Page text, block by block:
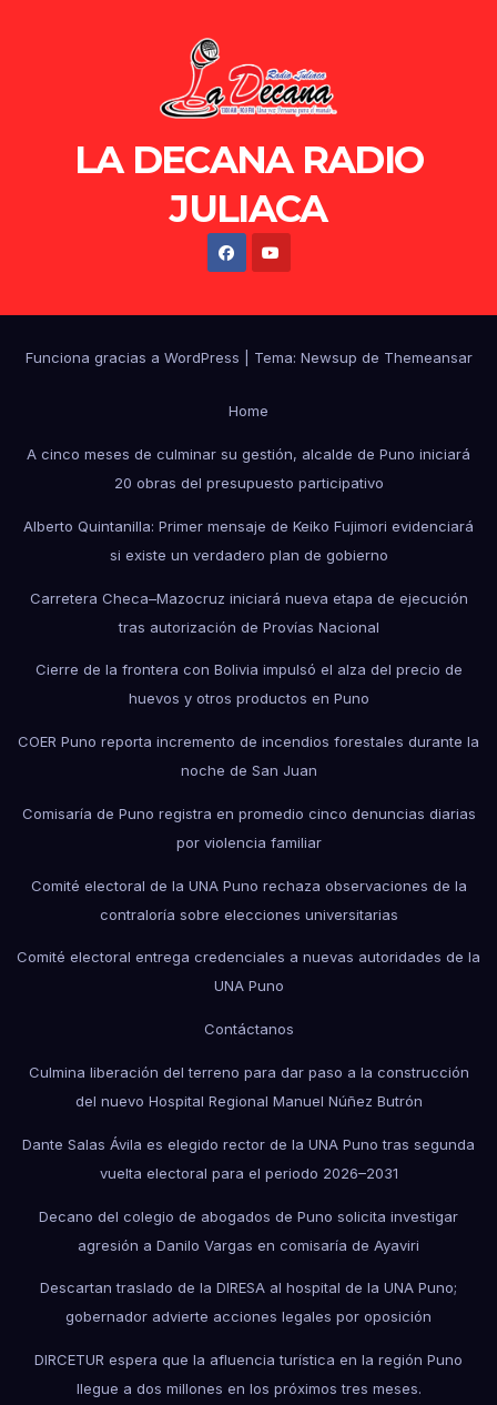
LA DECANA RADIO
JULIACA
Funciona gracias a WordPress Tema: Newsup de Themeansar
Home
A cinco meses de culminar su gestión, alcalde de Puno iniciará
20 obras del presupuesto participativo
Alberto Quintanilla: Primer mensaje de Keiko Fujimori evidenciará
si existe un verdadero plan de gobierno
Carretera Checa–Mazocruz iniciará nueva etapa de ejecución
tras autorización de Provías Nacional
Cierre de la frontera con Bolivia impulsó el alza del precio de
huevos y otros productos en Puno
COER Puno reporta incremento de incendios forestales durante la
noche de San Juan
Comisaría de Puno registra en promedio cinco denuncias diarias
por violencia familiar
Comité electoral de la UNA Puno rechaza observaciones de la
contraloría sobre elecciones universitarias
Comité electoral entrega credenciales a nuevas autoridades de la
UNA Puno
Contáctanos
Culmina liberación del terreno para dar paso a la construcción
del nuevo Hospital Regional Manuel Núñez Butrón
Dante Salas Ávila es elegido rector de la UNA Puno tras segunda
vuelta electoral para el periodo 2026–2031
Decano del colegio de abogados de Puno solicita investigar
agresión a Danilo Vargas en comisaría de Ayaviri
Descartan traslado de la DIRESA al hospital de la UNA Puno;
gobernador advierte acciones legales por oposición
DIRCETUR espera que la afluencia turística en la región Puno
llegue a dos millones en los próximos tres meses.